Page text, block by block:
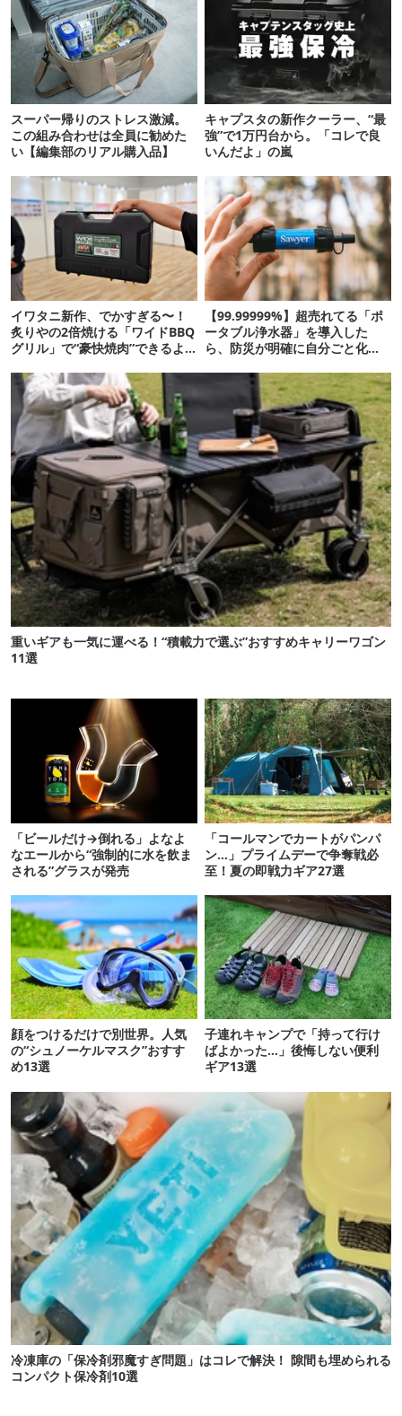
スーパー帰りのストレス激減。
この組み合わせは全員に勧めた
い【編集部のリアル購入品】
キャプスタの新作クーラー、“最
強”で1万円台から。「コレで良
いんだよ」の嵐
イワタニ新作、でかすぎる〜！
炙りやの2倍焼ける「ワイドBBQ
グリル」で“豪快焼肉”できるよ
【99.99999%】超売れてる「ポ
ータブル浄水器」を導入した
ら、防災が明確に自分ごと化し
重いギアも一気に運べる！“積載力で選ぶ”おすすめキャリーワゴン
11選
「ビールだけ→倒れる」よなよ
なエールから“強制的に水を飲ま
される”グラスが発売
「コールマンでカートがパンパ
ン…」プライムデーで争奪戦必
至！夏の即戦力ギア27選
顔をつけるだけで別世界。人気
の“シュノーケルマスク”おすす
め13選
子連れキャンプで「持って行け
ばよかった…」後悔しない便利
ギア13選
冷凍庫の「保冷剤邪魔すぎ問題」はコレで解決！ 隙間も埋められる
コンパクト保冷剤10選